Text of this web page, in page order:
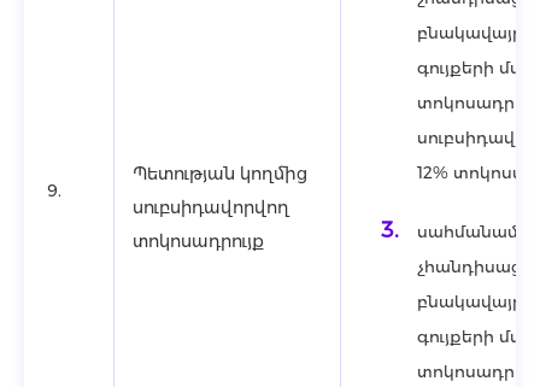
9.
Պետության կողմից
սուբսիդավորվող
տոկոսադրույք
գույքերի
12%
գույքերի